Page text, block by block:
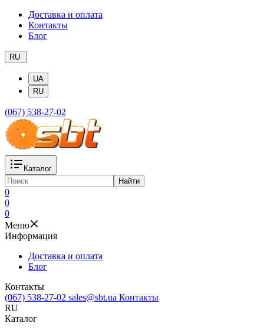
Доставка и оплата
Контакты
Блог
RU
UA
RU
(067) 538-27-02
Каталог
Найти
0
0
0
Меню
Информация
Доставка и оплата
Блог
Контакты
(067) 538-27-02 sales@sbt.ua Контакты
RU
Каталог